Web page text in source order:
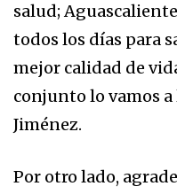
salud;
todos los días para
mejor calidad de
conjunto lo vamos a
Jiménez.
Por otro lado,